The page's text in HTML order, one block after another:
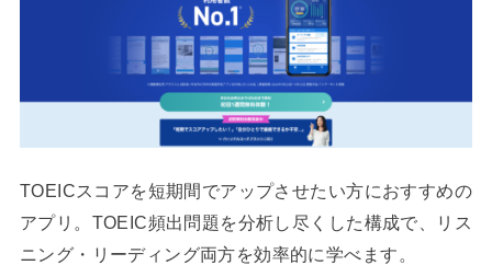
TOEICスコアを短期間でアップさせたい方におすすめの
アプリ。TOEIC頻出問題を分析し尽くした構成で、リス
ニング・リーディング両方を効率的に学べます。